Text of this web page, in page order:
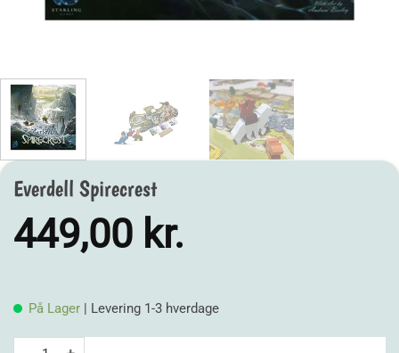
Everdell Spirecrest
449,00 kr.
På Lager | Levering 1-3 hverdage